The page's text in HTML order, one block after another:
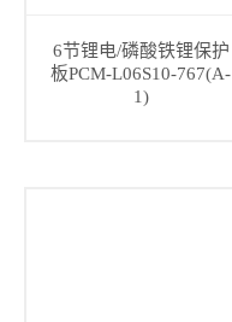
6节锂电/磷酸铁锂保护
板PCM-L06S10-767(A-
1)